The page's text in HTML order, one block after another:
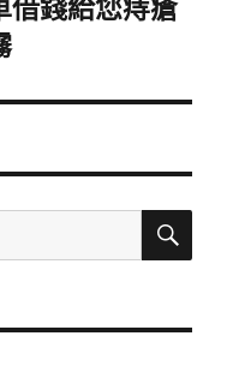
借錢給您痔瘡
搜